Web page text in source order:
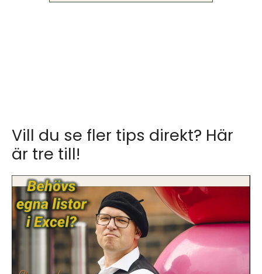
Vill du se fler tips direkt? Här
är tre till!